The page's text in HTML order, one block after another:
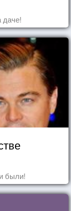
даче!
были!